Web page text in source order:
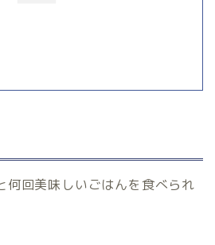
何回美味しいごはんを食べられ